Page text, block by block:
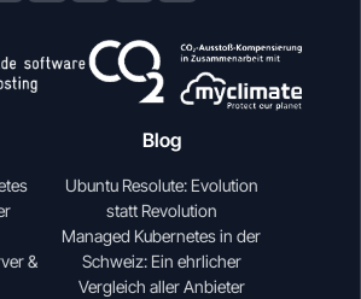
&
Blog
Ubuntu Resolute: Evolution
statt Revolution
Managed Kubernetes in der
Schweiz: Ein ehrlicher
Vergleich aller Anbieter